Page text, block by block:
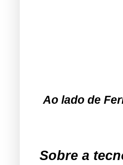
Ao lado de
Sobre a